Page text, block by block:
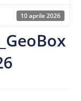
10 aprile 2026